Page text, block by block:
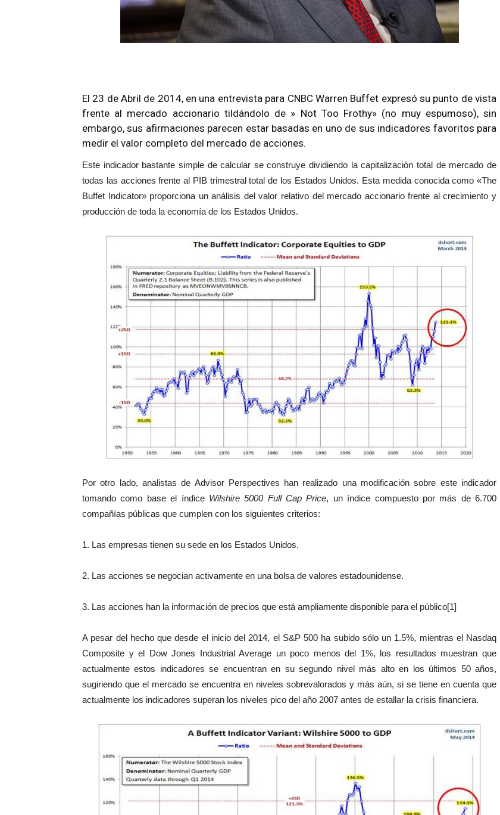
El 23 de Abril de 2014, en una entrevista para CNBC Warren Buffet expresó su punto de vista
frente al mercado accionario tildándolo de » Not Too Frothy» (no muy espumoso), sin
embargo, sus afirmaciones parecen estar basadas en uno de sus indicadores favoritos para
medir el valor completo del mercado de acciones.
Este indicador bastante simple de calcular se construye dividiendo la capitalización total de mercado de
todas las acciones frente al PIB trimestral total de los Estados Unidos. Esta medida conocida como «The
Buffet Indicator» proporciona un análisis del valor relativo del mercado accionario frente al crecimiento y
producción de toda la economía de los Estados Unidos.
Por otro lado, analistas de Advisor Perspectives han realizado una modificación sobre este indicador
tomando como base el índice Wilshire 5000 Full Cap Price, un índice compuesto por más de 6.700
compañías públicas que cumplen con los siguientes criterios:
1. Las empresas tienen su sede en los Estados Unidos.
2. Las acciones se negocian activamente en una bolsa de valores estadounidense.
3. Las acciones han la información de precios que está ampliamente disponible para el público[1]
A pesar del hecho que desde el inicio del 2014, el S&P 500 ha subido sólo un 1.5%, mientras el Nasdaq
Composite y el Dow Jones Industrial Average un poco menos del 1%, los resultados muestran que
actualmente estos indicadores se encuentran en su segundo nivel más alto en los últimos 50 años,
sugiriendo que el mercado se encuentra en niveles sobrevalorados y más aún, si se tiene en cuenta que
actualmente los indicadores superan los niveles pico del año 2007 antes de estallar la crisis financiera.